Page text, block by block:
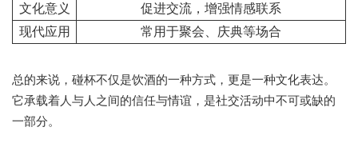
文化意义
促进交流，增强情感联系
现代应用
常用于聚会、庆典等场合
总的来说，碰杯不仅是饮酒的一种方式，更是一种文化表达。
它承载着人与人之间的信任与情谊，是社交活动中不可或缺的
一部分。